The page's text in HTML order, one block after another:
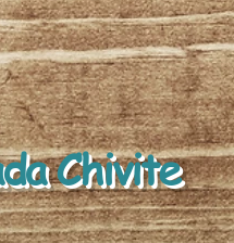
Chivite